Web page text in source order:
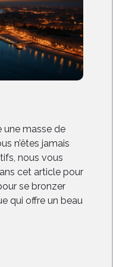
une masse de
n’êtes jamais
nous vous
cet article pour
se bronzer
qui offre un beau